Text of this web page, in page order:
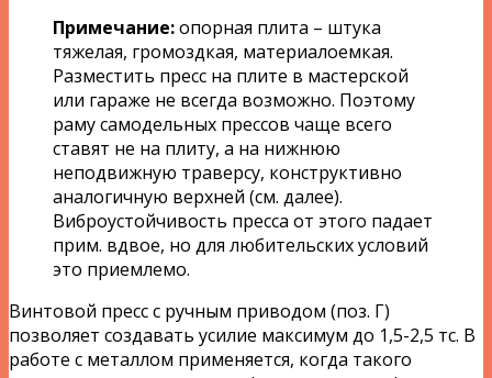
Примечание:опорная плита – штука
тяжелая, громоздкая, материалоемкая.
Разместить пресс на плите в мастерской
или гараже не всегда возможно. Поэтому
раму самодельных прессов чаще всего
ставят не на плиту, а на нижнюю
неподвижную траверсу, конструктивно
аналогичную верхней (см. далее).
Виброустойчивость пресса от этого падает
прим. вдвое, но для любительских условий
это приемлемо.
Винтовой пресс с ручным приводом (поз. Г)
позволяет создавать усилие максимум до 1,5-2,5 тс. В
работе с металлом применяется, когда такого